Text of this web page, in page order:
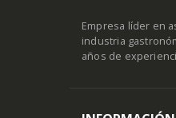
Empresa líder en
industria
años de